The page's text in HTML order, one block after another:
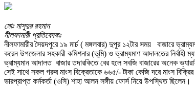
মোঃ মাসুদুর রহমান
নীলফামারী প্রতিবেদকঃ
নীলফামারীর সৈয়দপুরে ১৯ মার্চ ( মঙ্গলবার) দুপুর ১২টার সময় বাজারে
করেন উপজেলার সহকারী কমিশনার (ভূমি) ও ভ্রাম্যমাণ আদালতের নির্বাহী
ভ্রাম্যমান আদালত বাজার তদারকিতে বের হলে সবজি বাজারের অনেক
সেই সাথে সকল গরুর মাংস বিক্রেতাকে ৬৬৫/- টাকা কেজি দরে মাংস
ভারপ্রাপ্ত কর্মকর্তা (ওসি) শাহা আলন সঙ্গীয় ফোর্স নিয়ে উপস্থিত ছিলেন।